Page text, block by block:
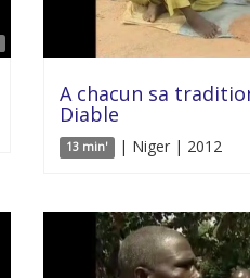
A chacun sa
Diable
13 min' | Niger | 2012